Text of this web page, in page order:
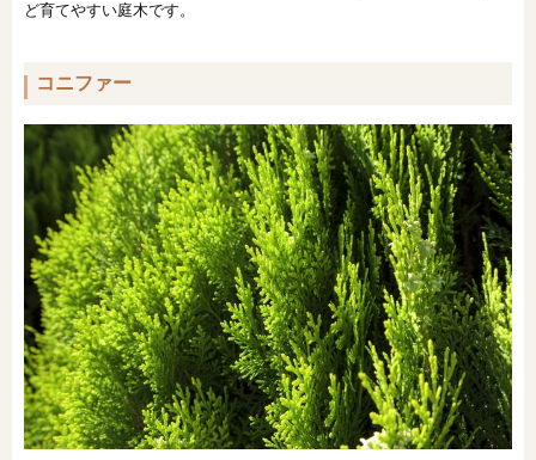
ど育てやすい庭木です。
コニファー